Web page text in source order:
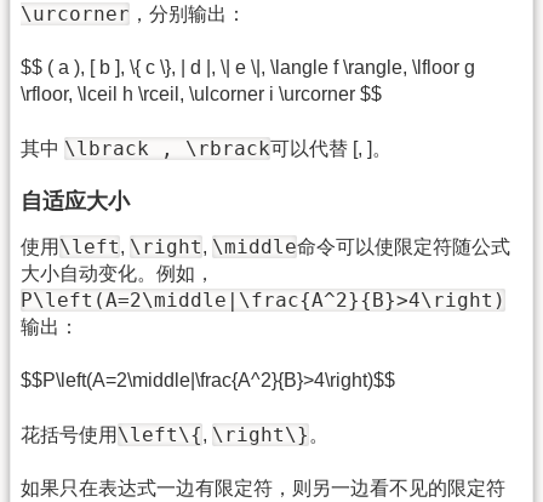
\urcorner ，分别输出：
$$ ( a ), [ b ], \{ c \}, | d |, \| e \|, \langle f \rangle, \lfloor g
\rfloor, \lceil h \rceil, \ulcorner i \urcorner $$
其中 \lbrack , \rbrack可以代替 [, ]。
自适应大小
使用 \left, \right, \middle命令可以使限定符随公式
大小自动变化。例如，
P\left(A=2\middle|\frac{A^2}{B}>4\right)
输出：
$$P\left(A=2\middle|\frac{A^2}{B}>4\right)$$
花括号使用 \left\{, \right\} 。
如果只在表达式一边有限定符，则另一边看不见的限定符